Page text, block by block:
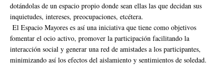
dotándolas de un espacio propio donde sean ellas las que decidan sus
inquietudes, intereses, preocupaciones, etcétera.
El Espacio Mayores es así una iniciativa que tiene como objetivos
fomentar el ocio activo, promover la participación facilitando la
interacción social y generar una red de amistades a los participantes,
minimizando así los efectos del aislamiento y sentimientos de soledad.